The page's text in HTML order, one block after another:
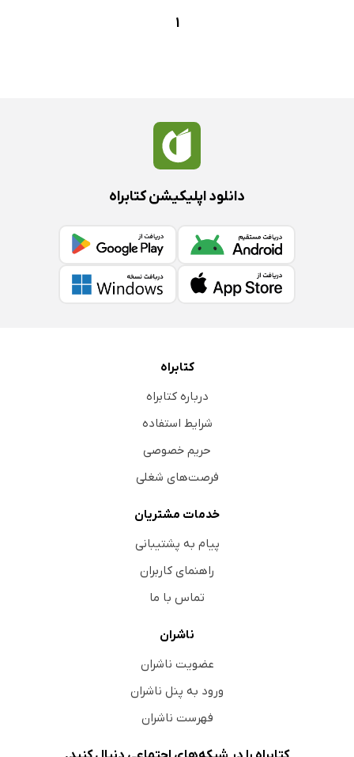
1
دانلود اپلیکیشن کتابراه
کتابراه
درباره کتابراه
شرایط استفاده
حریم خصوصی
فرصت‌های شغلی
خدمات مشتریان
پیام به پشتیبانی
راهنمای کاربران
تماس با ما
ناشران
عضویت ناشران
ورود به پنل ناشران
فهرست ناشران